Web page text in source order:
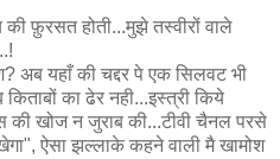
फ़ुरसत होती...मुझे तस्वीरों वाले
अब यहाँ की चद्दर पे एक सिलवट भी
का ढेर नही...इस्त्री किये
की खोज न जुराब की...टीवी चैनल परसे
ऐसा झल्लाके कहने वाली मै खामोश